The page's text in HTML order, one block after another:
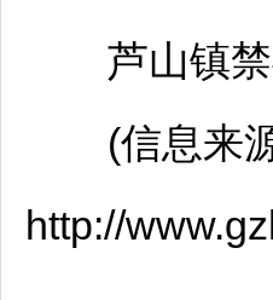
芦山镇禁
(信息来源
http://